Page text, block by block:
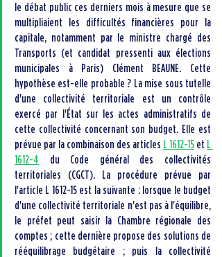
le débat public ces derniers mois à mesure que se
multipliaient les difficultés financières pour la
capitale, notamment par le ministre chargé des
Transports (et candidat pressenti aux élections
municipales à Paris) Clément BEAUNE. Cette
hypothèse est-elle probable ? La mise sous tutelle
d'une collectivité territoriale est un contrôle
exercé par l'État sur les actes administratifs de
cette collectivité concernant son budget. Elle est
prévue par la combinaison des articles
L 1612-15 et
1612-4 du Code général des collectivités
territoriales (CGCT). La procédure prévue par
l'article L 1612-15 est la suivante : lorsque le budget
d'une collectivité territoriale n'est pas à l'équilibre,
le préfet peut saisir la Chambre régionale des
comptes ; cette dernière propose des solutions de
rééquilibrage budgétaire ; puis la collectivité